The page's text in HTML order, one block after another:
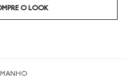
O LOOK